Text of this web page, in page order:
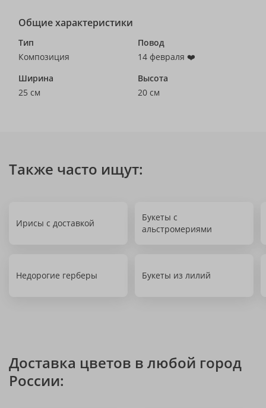
Общие характеристики
Тип
Композиция
Повод
14 февраля ❤️
Ширина
25 см
Высота
20 см
Также часто ищут:
Ирисы с доставкой
Букеты с
альстромериями
Недорогие герберы Букеты из лилий
Доставка цветов в любой город
России: